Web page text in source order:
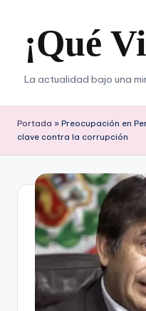
contenido¡Qué
La actualidad bajo una
Portada » Preocupación en
clave contra la corrupción